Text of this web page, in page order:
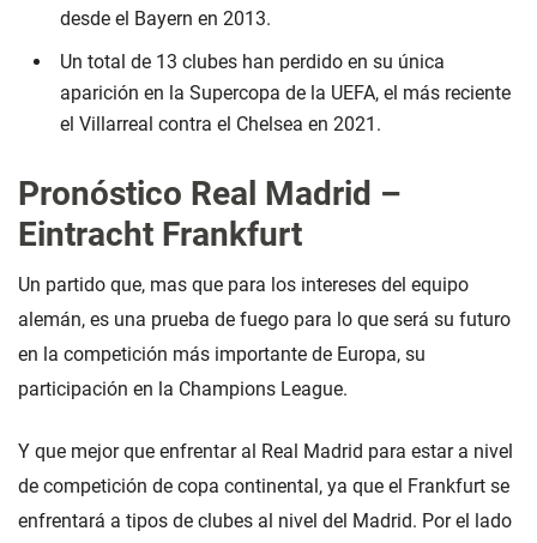
desde el Bayern en 2013.
Un total de 13 clubes han perdido en su única
aparición en la Supercopa de la UEFA, el más reciente
el Villarreal contra el Chelsea en 2021.
Pronóstico Real Madrid –
Eintracht Frankfurt
Un partido que, mas que para los intereses del equipo
alemán, es una prueba de fuego para lo que será su futuro
en la competición más importante de Europa, su
participación en la Champions League.
Y que mejor que enfrentar al Real Madrid para estar a nivel
de competición de copa continental, ya que el Frankfurt se
enfrentará a tipos de clubes al nivel del Madrid. Por el lado